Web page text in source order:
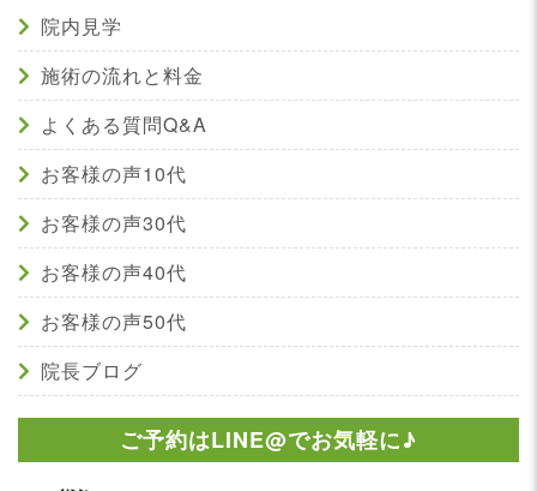
院内見学
施術の流れと料金
よくある質問Q&A
お客様の声10代
お客様の声30代
お客様の声40代
お客様の声50代
院長ブログ
ご予約はLINE@でお気軽に♪